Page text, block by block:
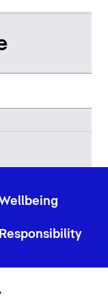
Responsibility